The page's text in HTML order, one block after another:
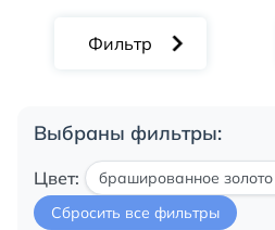
Выбраны фильтры:
Цвет: брашированное золото
Сбросить все фильтры